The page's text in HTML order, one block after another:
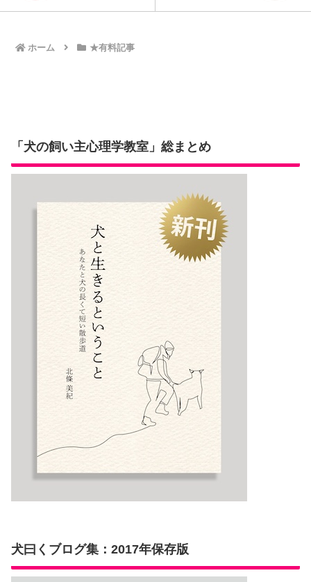
ホーム ★有料記事
「犬の飼い主心理学教室」総まとめ
犬曰くブログ集：2017年保存版